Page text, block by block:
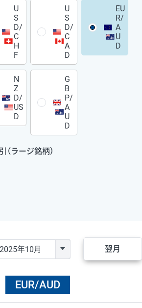
U
S
D/
C
H
F
U
S
D/
C
A
D
EU
R/
A
U
D
N
Z
D/
US
D
G
B
P/
A
U
D
ラージ銘柄）
翌月
EUR/AUD